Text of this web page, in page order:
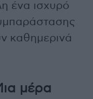
ένα ισχυρό
καθημερινά
μέρα